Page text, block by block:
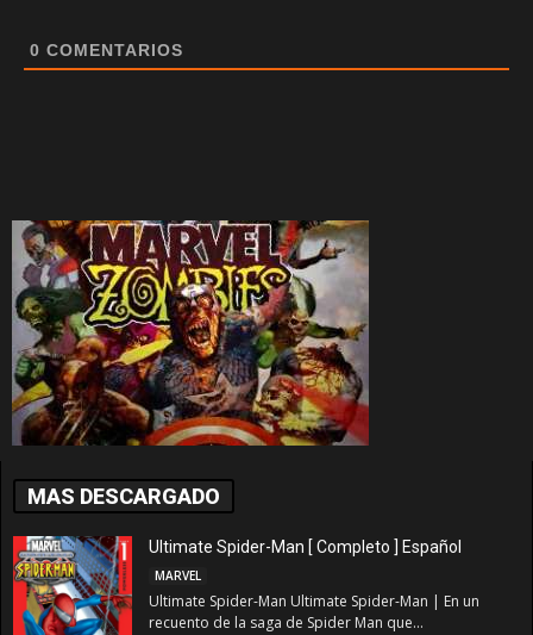
0 COMENTARIOS
MAS DESCARGADO
Ultimate Spider-Man [ Completo ] Español
MARVEL
Ultimate Spider-Man Ultimate Spider-Man | En un
recuento de la saga de Spider Man que...